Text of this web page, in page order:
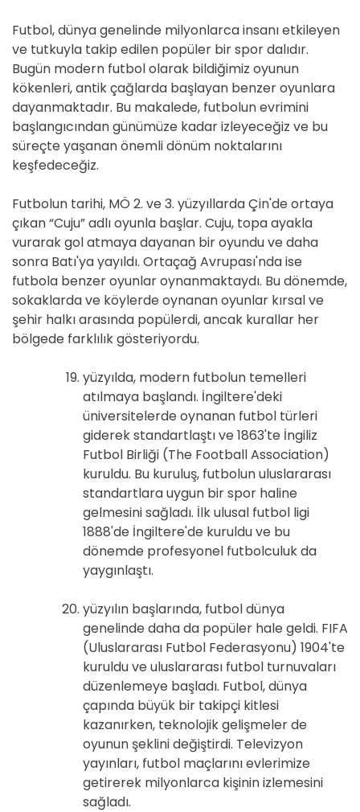
Futbol, dünya genelinde milyonlarca insanı etkileyen
ve tutkuyla takip edilen popüler bir spor dalıdır.
Bugün modern futbol olarak bildiğimiz oyunun
kökenleri, antik çağlarda başlayan benzer oyunlara
dayanmaktadır. Bu makalede, futbolun evrimini
başlangıcından günümüze kadar izleyeceğiz ve bu
süreçte yaşanan önemli dönüm noktalarını
keşfedeceğiz.
Futbolun tarihi, MÖ 2. ve 3. yüzyıllarda Çin'de ortaya
çıkan “Cuju” adlı oyunla başlar. Cuju, topa ayakla
vurarak gol atmaya dayanan bir oyundu ve daha
sonra Batı'ya yayıldı. Ortaçağ Avrupası'nda ise
futbola benzer oyunlar oynanmaktaydı. Bu dönemde,
sokaklarda ve köylerde oynanan oyunlar kırsal ve
şehir halkı arasında popülerdi, ancak kurallar her
bölgede farklılık gösteriyordu.
yüzyılda, modern futbolun temelleri
atılmaya başlandı. İngiltere'deki
üniversitelerde oynanan futbol türleri
giderek standartlaştı ve 1863'te İngiliz
Futbol Birliği (The Football Association)
kuruldu. Bu kuruluş, futbolun uluslararası
standartlara uygun bir spor haline
gelmesini sağladı. İlk ulusal futbol ligi
1888'de İngiltere'de kuruldu ve bu
dönemde profesyonel futbolculuk da
yaygınlaştı.
yüzyılın başlarında, futbol dünya
genelinde daha da popüler hale geldi. FIFA
(Uluslararası Futbol Federasyonu) 1904'te
kuruldu ve uluslararası futbol turnuvaları
düzenlemeye başladı. Futbol, dünya
çapında büyük bir takipçi kitlesi
kazanırken, teknolojik gelişmeler de
oyunun şeklini değiştirdi. Televizyon
yayınları, futbol maçlarını evlerimize
getirerek milyonlarca kişinin izlemesini
sağladı.